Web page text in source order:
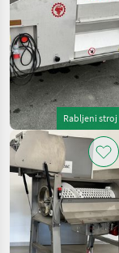
Rabljeni stroj